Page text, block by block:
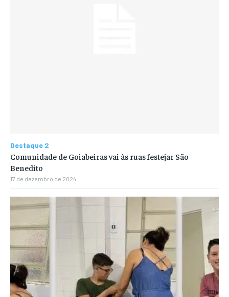
Destaque 2
Comunidade de Goiabeiras vai às ruas festejar São
Benedito
17 de dezembro de 2024